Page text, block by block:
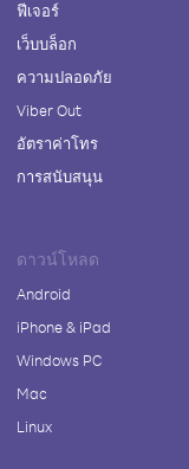
ฟีเจอร์
เว็บบล็อก
ความปลอดภัย
Viber Out
อัตราค่าโทร
การสนับสนุน
ดาวน์โหลด
Android
iPhone & iPad
Windows PC
Mac
Linux